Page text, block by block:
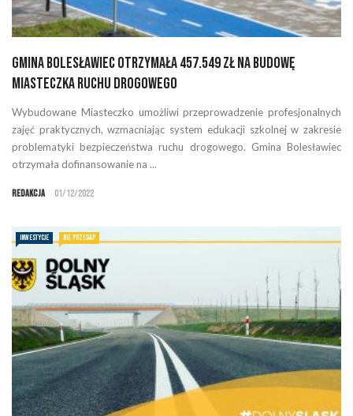
Gmina Bolesławiec otrzymała 457.549 zł na budowę
miasteczka ruchu drogowego
Wybudowane Miasteczko umożliwi przeprowadzenie profesjonalnych
zajęć praktycznych, wzmacniając system edukacji szkolnej w zakresie
problematyki bezpieczeństwa ruchu drogowego. Gmina Bolesławiec
otrzymała dofinansowanie na ...
Redakcja 01/12/2022
INWESTYCJE NIE PRZEGAP